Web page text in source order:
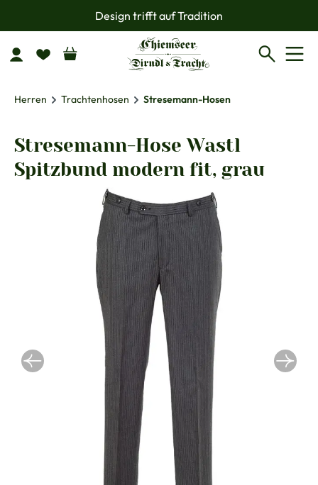
Zum Hauptinhalt springenDesign trifft auf Tradition
Herren Trachtenhosen Stresemann-Hosen
Stresemann-Hose Wastl
Spitzbund modern fit, grau
Bildergalerie überspringen